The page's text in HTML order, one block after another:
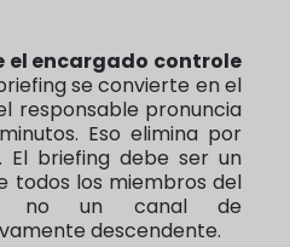
el encargado controle
se convierte en el
responsable pronuncia
Eso elimina por
El briefing debe ser un
todos los miembros del
no un canal de
descendente.